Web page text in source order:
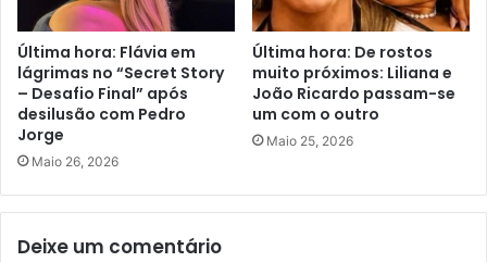
Última hora: Flávia em
lágrimas no “Secret Story
– Desafio Final” após
desilusão com Pedro
Jorge
Maio 26, 2026
Última hora: De rostos
muito próximos: Liliana e
João Ricardo passam-se
um com o outro
Maio 25, 2026
Deixe um comentário